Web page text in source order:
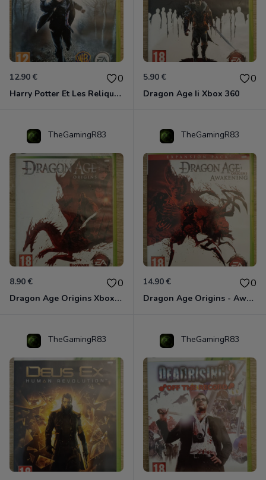
12.90 € 0
Harry Potter Et Les Reliques De La Mort - 1ère Partie Xbox 360
5.90 € 0
Dragon Age Ii Xbox 360
TheGamingR83
8.90 € 0
Dragon Age Origins Xbox 360
TheGamingR83
14.90 € 0
Dragon Age Origins - Awakening Xbox 360
TheGamingR83 TheGamingR83